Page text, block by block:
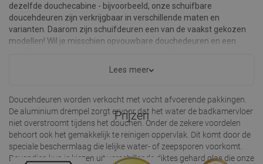
dezelfde douchecabine - bijvoorbeeld, onze schuifbare
doucehdeuren zijn verkrijgbaar in verschillende maten en
varianten. Daarom zijn schuifdeuren een van de vaakst gekozen
modellen! Wil je misschien opvouwbare douchedeuren en een
zeker iets! Het brede aanbod van Mexen doucehdeuren biedt je
Doucehdeuren worden verkocht met vocht afvoerende pakkingen.
De aluminium drempel zorgt ervoor dat het water de badkamervloer
niet overstroomt tijdens het douchen. Onder de zekere voordelen
behoort ook het gemakkelijk te reinigen oppervlak. Dit komt door de
speciale beschermlaag die lelijke water- of zeepsporen voorkomt.
Bovendien kun je kiezen uit verschillende diktes gehard glas die onze
Lees meer
Prijzen